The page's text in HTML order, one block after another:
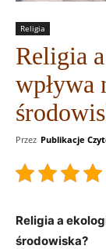
Religia
Religia
wpływa
Przez Publikacje
Religia ‍a
środowiska?